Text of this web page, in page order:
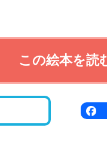
この絵本を読